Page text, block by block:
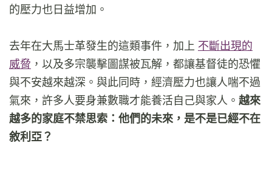
的壓力也日益增加。
去年在大馬士革發生的這類事件，加上 不斷出現的
威脅 ，以及多宗襲擊圖謀被瓦解，都讓基督徒的恐懼
與不安越來越深。與此同時，經濟壓力也讓人喘不過
氣來，許多人要身兼數職才能養活自己與家人。 越來
越多的家庭不禁思索：他們的未來，是不是已經不在
敘利亞？